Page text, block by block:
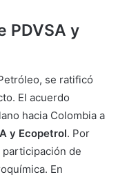
PDVSA y
se ratificó
El acuerdo
hacia Colombia a
y Ecopetrol. Por
de
En